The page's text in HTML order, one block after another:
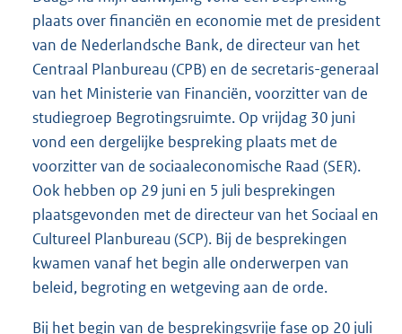
plaats over financiën en economie met de president
van de Nederlandsche Bank, de directeur van het
Centraal Planbureau (CPB) en de secretaris-generaal
van het Ministerie van Financiën, voorzitter van de
studiegroep Begrotingsruimte. Op vrijdag 30 juni
vond een dergelijke bespreking plaats met de
voorzitter van de sociaaleconomische Raad (SER).
Ook hebben op 29 juni en 5 juli besprekingen
plaatsgevonden met de directeur van het Sociaal en
Cultureel Planbureau (SCP). Bij de besprekingen
kwamen vanaf het begin alle onderwerpen van
beleid, begroting en wetgeving aan de orde.
Bij het begin van de besprekingsvrije fase op 20 juli